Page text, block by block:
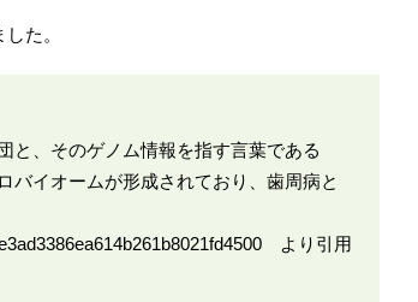
た。
と、そのゲノム情報を指す言葉である
バイオームが形成されており、歯周病と
より引用